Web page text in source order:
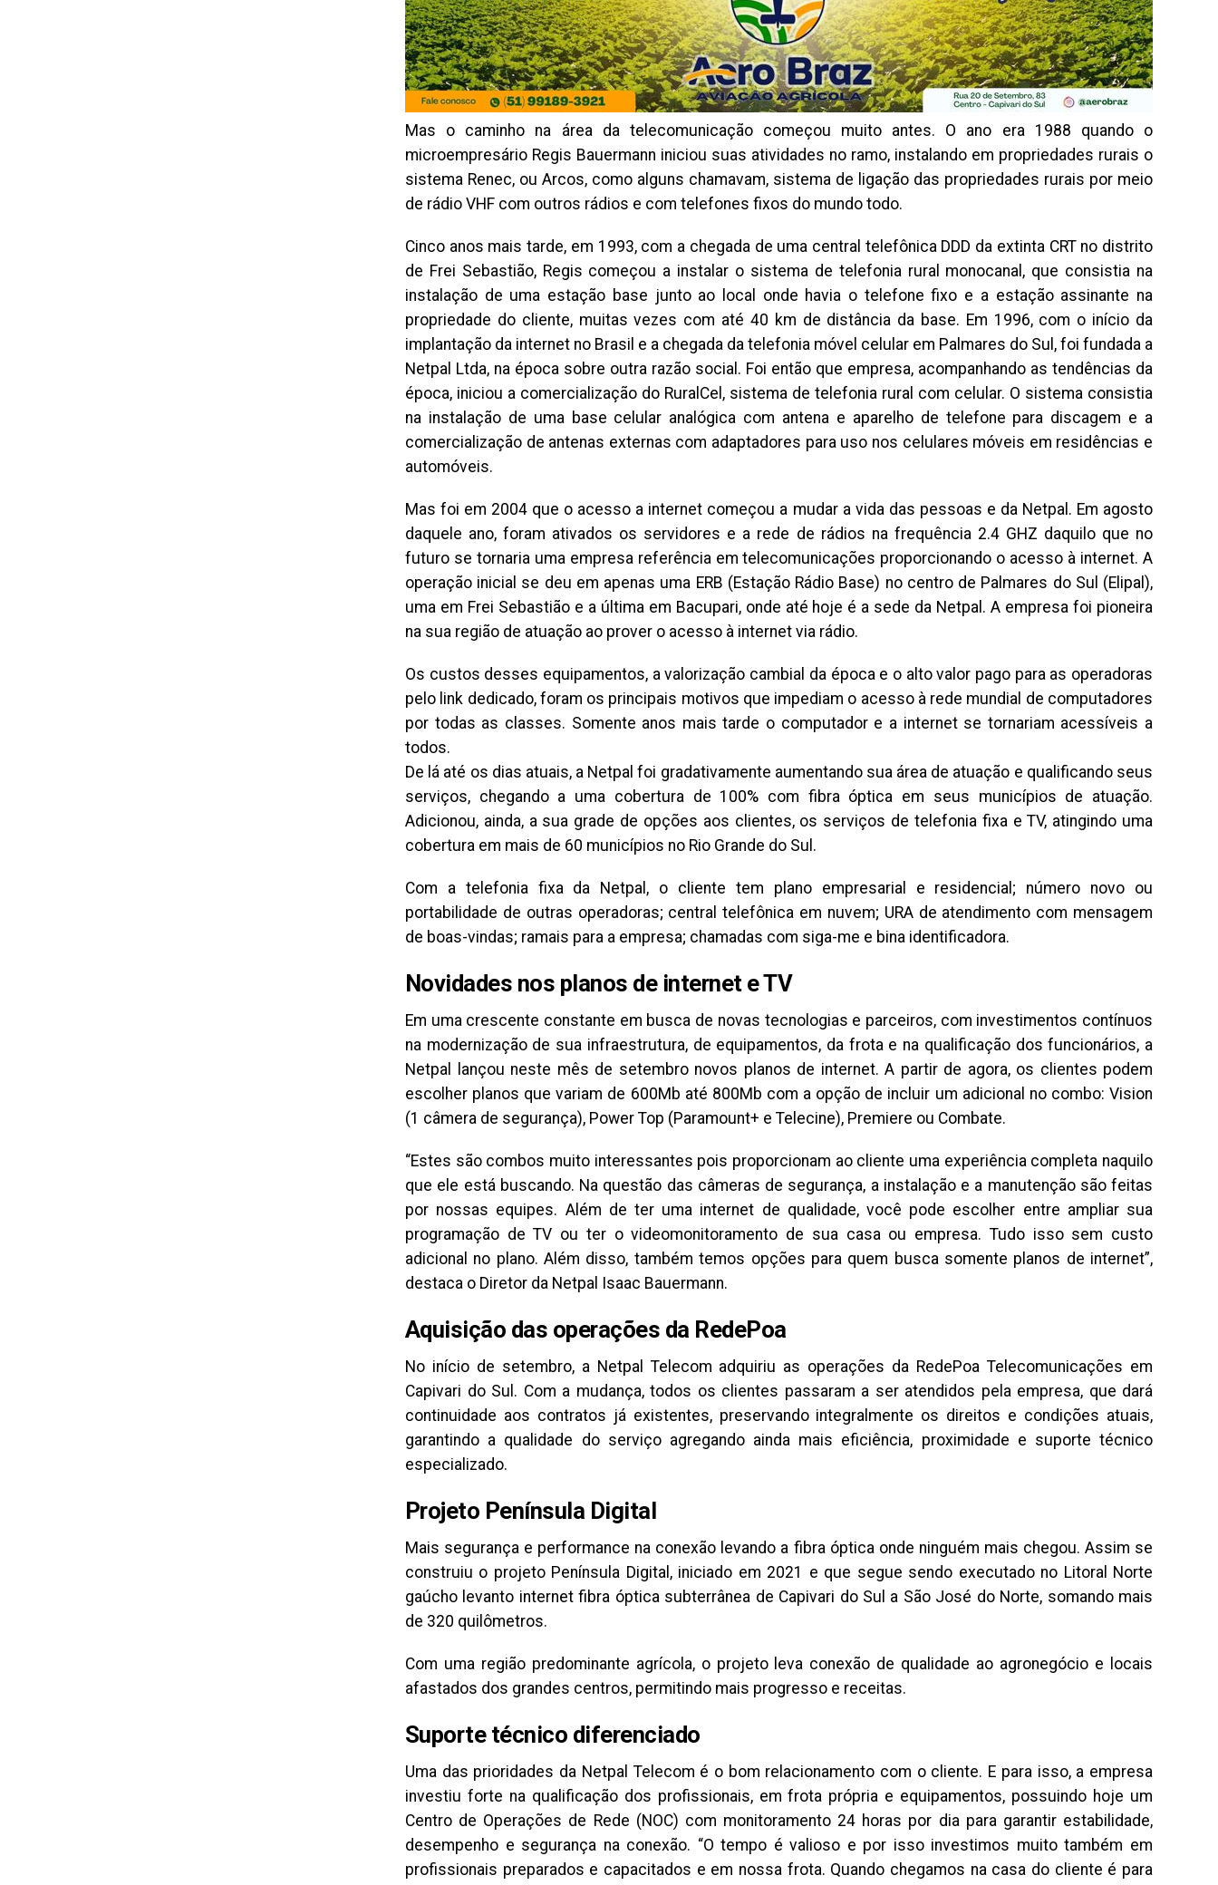
Mas o caminho na área da telecomunicação começou muito antes. O ano era 1988 quando o
microempresário Regis Bauermann iniciou suas atividades no ramo, instalando em propriedades rurais o
sistema Renec, ou Arcos, como alguns chamavam, sistema de ligação das propriedades rurais por meio
de rádio VHF com outros rádios e com telefones fixos do mundo todo.
Cinco anos mais tarde, em 1993, com a chegada de uma central telefônica DDD da extinta CRT no distrito
de Frei Sebastião, Regis começou a instalar o sistema de telefonia rural monocanal, que consistia na
instalação de uma estação base junto ao local onde havia o telefone fixo e a estação assinante na
propriedade do cliente, muitas vezes com até 40 km de distância da base. Em 1996, com o início da
implantação da internet no Brasil e a chegada da telefonia móvel celular em Palmares do Sul, foi fundada a
Netpal Ltda, na época sobre outra razão social. Foi então que empresa, acompanhando as tendências da
época, iniciou a comercialização do RuralCel, sistema de telefonia rural com celular. O sistema consistia
na instalação de uma base celular analógica com antena e aparelho de telefone para discagem e a
comercialização de antenas externas com adaptadores para uso nos celulares móveis em residências e
automóveis.
Mas foi em 2004 que o acesso a internet começou a mudar a vida das pessoas e da Netpal. Em agosto
daquele ano, foram ativados os servidores e a rede de rádios na frequência 2.4 GHZ daquilo que no
futuro se tornaria uma empresa referência em telecomunicações proporcionando o acesso à internet. A
operação inicial se deu em apenas uma ERB (Estação Rádio Base) no centro de Palmares do Sul (Elipal),
uma em Frei Sebastião e a última em Bacupari, onde até hoje é a sede da Netpal. A empresa foi pioneira
na sua região de atuação ao prover o acesso à internet via rádio.
Os custos desses equipamentos, a valorização cambial da época e o alto valor pago para as operadoras
pelo link dedicado, foram os principais motivos que impediam o acesso à rede mundial de computadores
por todas as classes. Somente anos mais tarde o computador e a internet se tornariam acessíveis a
todos.
De lá até os dias atuais, a Netpal foi gradativamente aumentando sua área de atuação e qualificando seus
serviços, chegando a uma cobertura de 100% com fibra óptica em seus municípios de atuação.
Adicionou, ainda, a sua grade de opções aos clientes, os serviços de telefonia fixa e TV, atingindo uma
cobertura em mais de 60 municípios no Rio Grande do Sul.
Com a telefonia fixa da Netpal, o cliente tem plano empresarial e residencial; número novo ou
portabilidade de outras operadoras; central telefônica em nuvem; URA de atendimento com mensagem
de boas-vindas; ramais para a empresa; chamadas com siga-me e bina identificadora.
Novidades nos planos de internet e TV
Em uma crescente constante em busca de novas tecnologias e parceiros, com investimentos contínuos
na modernização de sua infraestrutura, de equipamentos, da frota e na qualificação dos funcionários, a
Netpal lançou neste mês de setembro novos planos de internet. A partir de agora, os clientes podem
escolher planos que variam de 600Mb até 800Mb com a opção de incluir um adicional no combo: Vision
(1 câmera de segurança), Power Top (Paramount+ e Telecine), Premiere ou Combate.
“Estes são combos muito interessantes pois proporcionam ao cliente uma experiência completa naquilo
que ele está buscando. Na questão das câmeras de segurança, a instalação e a manutenção são feitas
por nossas equipes. Além de ter uma internet de qualidade, você pode escolher entre ampliar sua
programação de TV ou ter o videomonitoramento de sua casa ou empresa. Tudo isso sem custo
adicional no plano. Além disso, também temos opções para quem busca somente planos de internet”,
destaca o Diretor da Netpal Isaac Bauermann.
Aquisição das operações da RedePoa
No início de setembro, a Netpal Telecom adquiriu as operações da RedePoa Telecomunicações em
Capivari do Sul. Com a mudança, todos os clientes passaram a ser atendidos pela empresa, que dará
continuidade aos contratos já existentes, preservando integralmente os direitos e condições atuais,
garantindo a qualidade do serviço agregando ainda mais eficiência, proximidade e suporte técnico
especializado.
Projeto Península Digital
Mais segurança e performance na conexão levando a fibra óptica onde ninguém mais chegou. Assim se
construiu o projeto Península Digital, iniciado em 2021 e que segue sendo executado no Litoral Norte
gaúcho levanto internet fibra óptica subterrânea de Capivari do Sul a São José do Norte, somando mais
de 320 quilômetros.
Com uma região predominante agrícola, o projeto leva conexão de qualidade ao agronegócio e locais
afastados dos grandes centros, permitindo mais progresso e receitas.
Suporte técnico diferenciado
Uma das prioridades da Netpal Telecom é o bom relacionamento com o cliente. E para isso, a empresa
investiu forte na qualificação dos profissionais, em frota própria e equipamentos, possuindo hoje um
Centro de Operações de Rede (NOC) com monitoramento 24 horas por dia para garantir estabilidade,
desempenho e segurança na conexão. “O tempo é valioso e por isso investimos muito também em
profissionais preparados e capacitados e em nossa frota. Quando chegamos na casa do cliente é para